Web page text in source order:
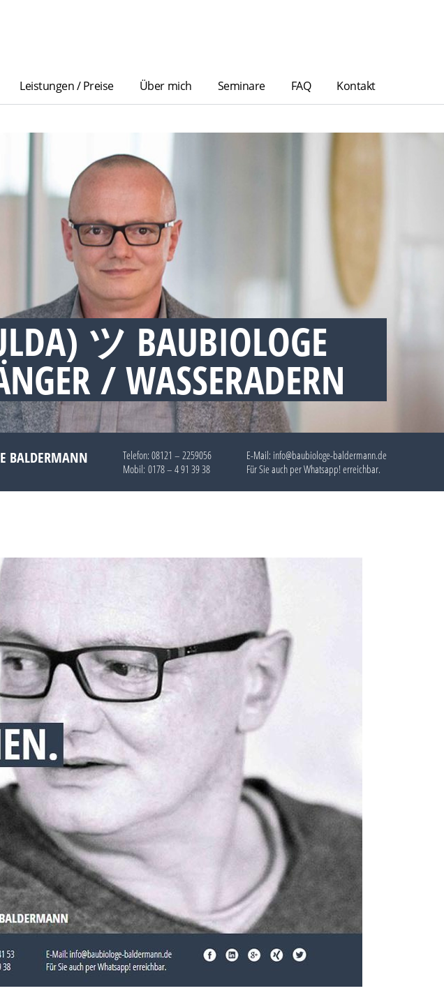
Leistungen / Preise Über mich Seminare FAQ Kontakt
ツ BAUBIOLOGE
/ WASSERADERN
BALDERMANN Telefon: 08121 – 2259056
Mobil: 0178 – 4 91 39 38
E-Mail: info@baubiologe-baldermann.de
Für Sie auch perWhatsapp!erreichbar.